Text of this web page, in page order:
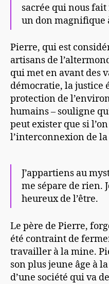
sacrée qui nous
un don magnifique
Pierre, qui est
artisans de
qui met en avant des
démocratie, la justice
protection de
humains – souligne
peut exister que si
l’interconnexion de
J’appartiens au
me sépare de rien.
heureux de l’être.
Le père de Pierre,
été contraint de
travailler à la mine.
son plus jeune âge à
d’une société qui va